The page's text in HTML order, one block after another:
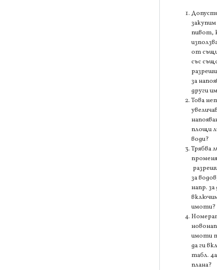
пивот,
от
със
за
други
Това
площи
води?
Трябва
за
напр. за
имоти?
имоти
да ги
табл.
плана?